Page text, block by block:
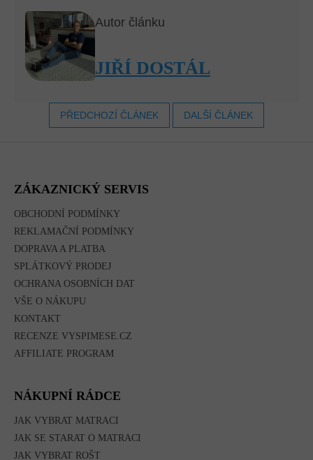
Autor článku
JIŘÍ DOSTÁL
PŘEDCHOZÍ ČLÁNEK DALŠÍ ČLÁNEK
ZÁKAZNICKÝ SERVIS
OBCHODNÍ PODMÍNKY
REKLAMAČNÍ PODMÍNKY
DOPRAVA A PLATBA
SPLÁTKOVÝ PRODEJ
OCHRANA OSOBNÍCH DAT
VŠE O NÁKUPU
KONTAKT
RECENZE VYSPIMESE.CZ
AFFILIATE PROGRAM
NÁKUPNÍ RÁDCE
JAK VYBRAT MATRACI
JAK SE STARAT O MATRACI
JAK VYBRAT ROŠT